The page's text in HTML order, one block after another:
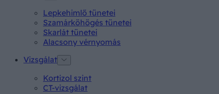
Lepkehimlő tünetei
Szamárköhögés tünetei
Skarlát tünetei
Alacsony vérnyomás
Vizsgálat
Kortizol szint
CT-vizsgálat